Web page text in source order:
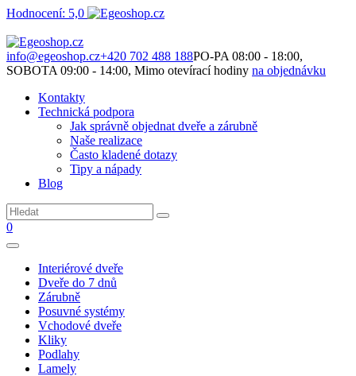
Hodnocení: 5,0
info@egeoshop.cz+420 702 488 188PO-PA 08:00 - 18:00,
SOBOTA 09:00 - 14:00, Mimo otevírací hodiny na objednávku
Kontakty
Technická podpora
Jak správně objednat dveře a zárubně
Naše realizace
Často kladené dotazy
Tipy a nápady
Blog
0
Interiérové dveře
Dveře do 7 dnů
Zárubně
Posuvné systémy
Vchodové dveře
Kliky
Podlahy
Lamely